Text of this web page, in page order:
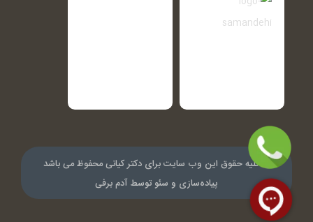
© کلیه حقوق این وب سایت برای دکتر کیانی محفوظ می باشد
پیاده‌سازی و سئو توسط آدم برفی